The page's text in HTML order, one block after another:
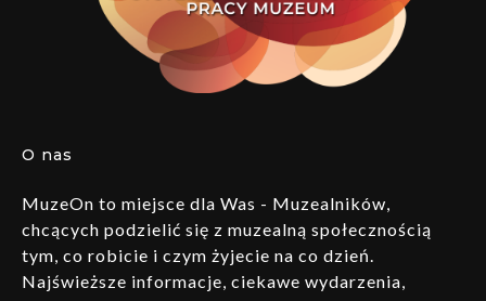
O nas
MuzeOn to miejsce dla Was - Muzealników,
chcących podzielić się z muzealną społecznością
tym, co robicie i czym żyjecie na co dzień.
Najświeższe informacje, ciekawe wydarzenia,